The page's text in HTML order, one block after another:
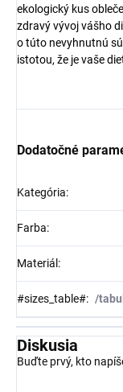
ekologický kus
zdravý vývoj vášho
o túto nevyhnutnú
istotou, že je vaše
Dodatočné
Kategória:
Farba:
Materiál :
#sizes_table#: /
Diskusia
Buďte prvý, kto